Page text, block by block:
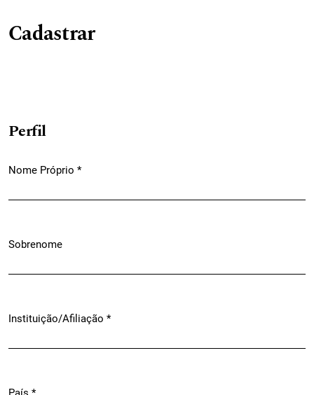
Cadastrar
Perfil
Nome Próprio *
Sobrenome
Instituição/Afiliação *